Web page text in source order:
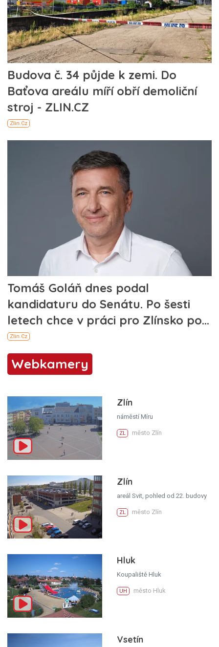
Webkamery
Zlín
náměstí Míru
ZL město Zlín
Zlín
areál Svit, pohled od 22. budovy
ZL město Zlín
Hluk
Koupaliště Hluk
UH město Hluk
Vsetín